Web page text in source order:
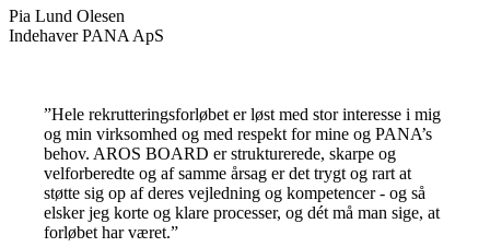
Pia Lund Olesen
Indehaver PANA ApS
”Hele rekrutteringsforløbet er løst med stor interesse i mig
og min virksomhed og med respekt for mine og PANA’s
behov. AROS BOARD er strukturerede, skarpe og
velforberedte og af samme årsag er det trygt og rart at
støtte sig op af deres vejledning og kompetencer - og så
elsker jeg korte og klare processer, og dét må man sige, at
forløbet har været.”